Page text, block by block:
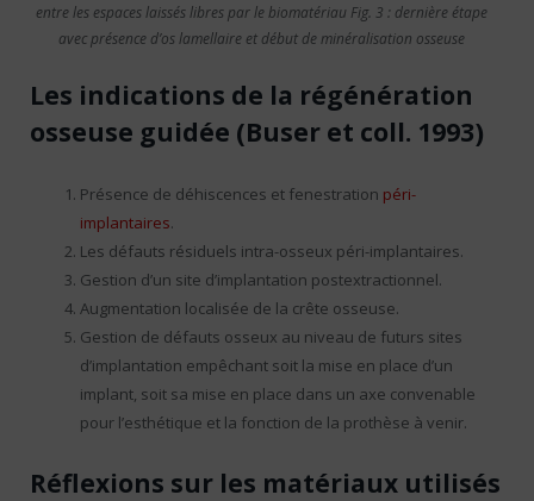
entre les espaces laissés libres par le biomatériau Fig. 3 : dernière étape
avec présence d’os lamellaire et début de minéralisation osseuse
Les indications de la régénération
osseuse guidée (Buser et coll. 1993)
Présence de déhiscences et fenestration péri-
implantaires.
Les défauts résiduels intra-osseux péri-implantaires.
Gestion d’un site d’implantation postextractionnel.
Augmentation localisée de la crête osseuse.
Gestion de défauts osseux au niveau de futurs sites
d’implantation empêchant soit la mise en place d’un
implant, soit sa mise en place dans un axe convenable
pour l’esthétique et la fonction de la prothèse à venir.
Réflexions sur les matériaux utilisés